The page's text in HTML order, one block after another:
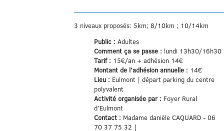
3 niveaux proposés: 5km; 8/10km ; 10/14km
Public :Adultes
Comment ça se passe : lundi 13h30/16h30
Tarif : 15€/an + adhésion 14€
Montant de l'adhésion annuelle : 14€
Lieu : Eulmont | départ parking du centre
polyvalent
Activité organisée par : Foyer Rural
d'Eulmont
Contact : Madame danièle CAQUARD - 06
70 37 75 32 |